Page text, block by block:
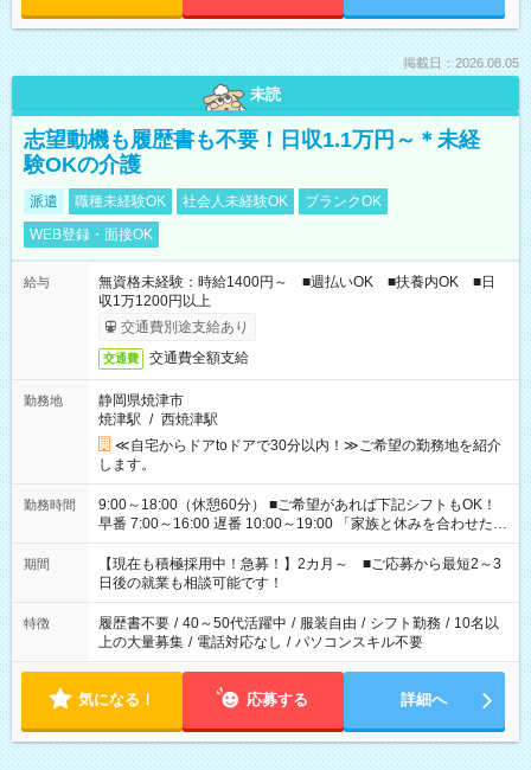
掲載日：2026.08.05
未読
志望動機も履歴書も不要！日収1.1万円～＊未経
験OKの介護
派遣 職種未経験OK 社会人未経験OK
ブランクOK
WEB登録・面接OK
給与
無資格未経験：時給1400円～ ■週払いOK ■扶養内OK ■日
収1万1200円以上
交通費別途支給あり
交通費 交通費全額支給
勤務地
静岡県焼津市
焼津駅 / 西焼津駅
≪自宅からドアtoドアで30分以内！≫ご希望の勤務地を紹介
します。
勤務時間
9:00～18:00（休憩60分） ■ご希望があれば下記シフトもOK！
早番 7:00～16:00 遅番 10:00～19:00 「家族と休みを合わせた
い」 「余裕を持って夕飯の準備がしたい」 「できれば残業はし
たくない」 など、ご希望を教えてくださいね。 ※Wワーク希望
の方へ 今ご覧のお仕事で希望する勤務時間と、もう1つのお仕事
の勤務時間。 合計で週40時間を超える場合は応募できません。
期間
【現在も積極採用中！急募！】2カ月～ ■ご応募から最短2～3
日後の就業も相談可能です！
特徴 履歴書不要 / 40～50代活躍中 / 服装自由 / シフト勤務 / 10名以
上の大量募集 / 電話対応なし / パソコンスキル不要
気になる！ 応募する 詳細へ